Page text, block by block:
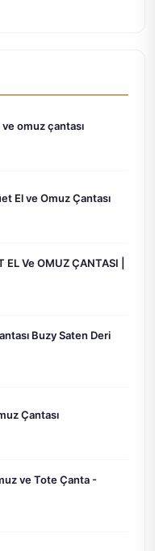
omuz çantası
El ve Omuz Çantası
EL Ve OMUZ ÇANTASI |
Buzy Saten Deri
Çantası
ve Tote Çanta -